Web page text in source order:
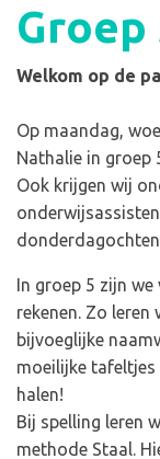
Groep
Welkom op de
Op maandag,
Nathalie in groep
Ook krijgen wij
In groep 5 zijn we
rekenen. Zo
bijvoeglijke
moeilijke tafeltjes
halen!
Bij spelling leren
methode Staal.